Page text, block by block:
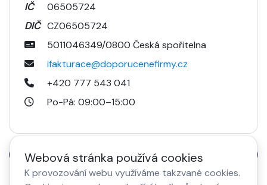
Webová stránka používá cookies
K provozování webu využíváme takzvané cookies.
IČ
06505724
DIČ CZ06505724
5011046349/0800 Česká spořitelna
ifakturace@doporucenefirmy.cz
+420 777 543 041
Po-Pá: 09:00–15:00
GDPR VOP